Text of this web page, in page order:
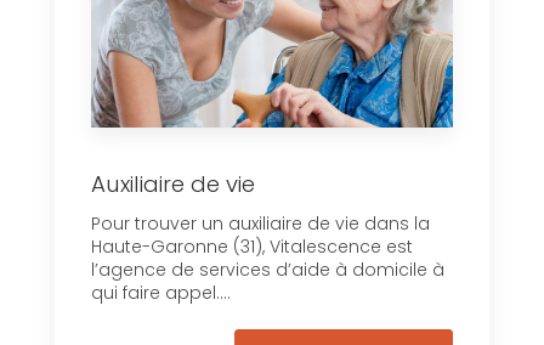
Auxiliaire de vie
Pour trouver un auxiliaire de vie dans la
Haute-Garonne (31), Vitalescence est
l’agence de services d’aide à domicile à
qui faire appel....